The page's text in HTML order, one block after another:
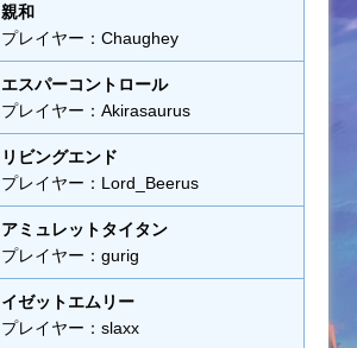
親和
プレイヤー：Chaughey
エスパーコントロール
プレイヤー：Akirasaurus
リビングエンド
プレイヤー：Lord_Beerus
アミュレットタイタン
プレイヤー：gurig
イゼットエムリー
プレイヤー：slaxx